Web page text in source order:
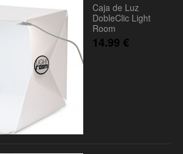
Caja de Luz
DobleClic Light
Room
14.99 €